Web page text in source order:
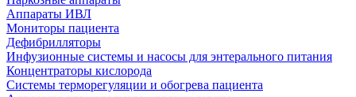
Аппараты ИВЛ
Мониторы пациента
Дефибрилляторы
Инфузионные системы и насосы для энтерального питания
Концентраторы кислорода
Системы терморегуляции и обогрева пациента